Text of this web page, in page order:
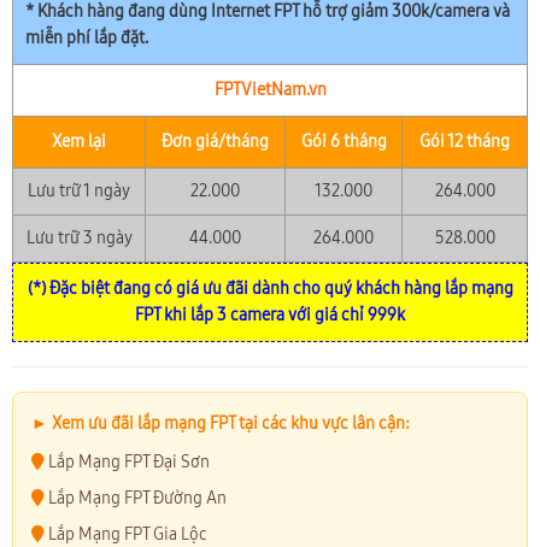
* Khách hàng đang dùng Internet FPT hỗ trợ giảm 300k/camera và
miễn phí lắp đặt.
FPTVietNam.vn
Xem lại Đơn giá/tháng Gói 6 tháng Gói 12 tháng
Lưu trữ 1 ngày 22.000 132.000 264.000
Lưu trữ 3 ngày 44.000 264.000 528.000
(*) Đặc biệt đang có giá ưu đãi dành cho quý khách hàng lắp mạng
FPT khi lắp 3 camera với giá chỉ 999k
► Xem ưu đãi lắp mạng FPT tại các khu vực lân cận:
Lắp Mạng FPT Đại Sơn
Lắp Mạng FPT Đường An
Lắp Mạng FPT Gia Lộc